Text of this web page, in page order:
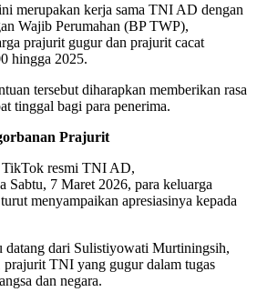
merupakan kerja sama TNI AD dengan
Wajib Perumahan (BP TWP),
prajurit gugur dan prajurit cacat
hingga 2025.
tersebut diharapkan memberikan rasa
tinggal bagi para penerima.
Prajurit
TikTok resmi TNI AD,
Sabtu, 7 Maret 2026, para keluarga
menyampaikan apresiasinya kepada
datang dari Sulistiyowati Murtiningsih,
TNI yang gugur dalam tugas
dan negara.